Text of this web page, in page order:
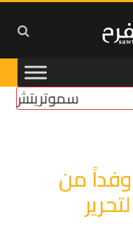
سموتريتش:
وفداً من